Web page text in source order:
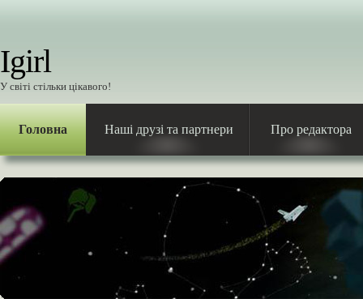
Igirl
У світі стільки цікавого!
Головна Наші друзі та партнери Про редактора